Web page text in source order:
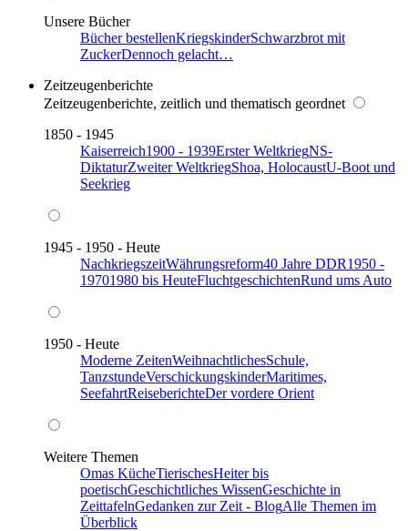
Unsere Bücher
Bücher bestellenKriegskinderSchwarzbrot mit
ZuckerDennoch gelacht…
Zeitzeugenberichte
Zeitzeugenberichte, zeitlich und thematisch geordnet
1850 - 1945
Kaiserreich1900 - 1939Erster WeltkriegNS-
DiktaturZweiter WeltkriegShoa, HolocaustU-Boot und
Seekrieg
1945 - 1950 - Heute
NachkriegszeitWährungsreform40 Jahre DDR1950 -
19701980 bis HeuteFluchtgeschichtenRund ums Auto
1950 - Heute
Moderne ZeitenWeihnachtlichesSchule,
TanzstundeVerschickungskinderMaritimes,
SeefahrtReiseberichteDer vordere Orient
Weitere Themen
Omas KücheTierischesHeiter bis
poetischGeschichtliches WissenGeschichte in
ZeittafelnGedanken zur Zeit - BlogAlle Themen im
Überblick